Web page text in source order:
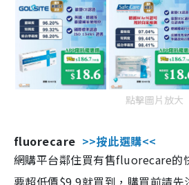
點擊圖片放大
fluorecare >>按此選購<<
網購平台鄰住買有售fluorecare的
要超低價$9.9就買到，購買前請